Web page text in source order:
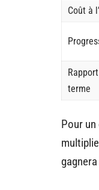
Coût à
terme
Pour